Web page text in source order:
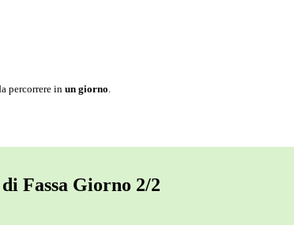
percorrere in un giorno.
Fassa Giorno 2/2